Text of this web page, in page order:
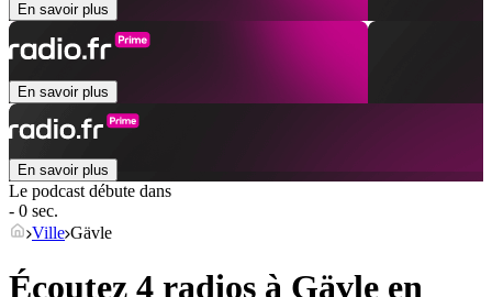
En savoir plus
En savoir plus
En savoir plus
Le podcast débute dans
- 0 sec.
Ville Gävle
Écoutez 4 radios à Gävle en